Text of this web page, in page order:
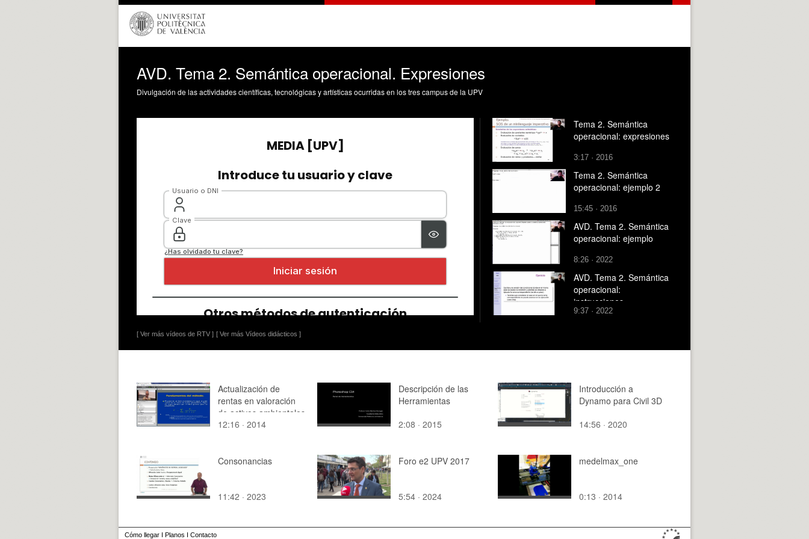
AVD. Tema 2. Semántica operacional. Expresiones
Divulgación de las actividades científicas, tecnológicas y artísticas ocurridas en los tres campus de la UPV
[ Ver más vídeos de RTV ] [ Ver más Vídeos didácticos ]
Tema 2. Semántica
operacional: expresiones
3:17 · 2016
Tema 2. Semántica
operacional: ejemplo 2
15:45 · 2016
AVD. Tema 2. Semántica
operacional: ejemplo
8:26 · 2022
AVD. Tema 2. Semántica
operacional:
instrucciones
9:37 · 2022
Actualización de
rentas en valoración
de activos ambientales
12:16 · 2014
Descripción de las
Herramientas
2:08 · 2015
Introducción a
Dynamo para Civil 3D
14:56 · 2020
Consonancias
11:42 · 2023
Foro e2 UPV 2017
5:54 · 2024
medelmax_one
0:13 · 2014
Cómo llegar I Planos I Contacto